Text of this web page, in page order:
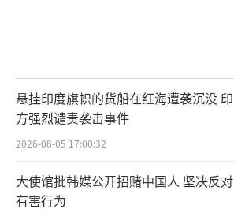
悬挂印度旗帜的货船在红海遭袭沉没 印
方强烈谴责袭击事件
2026-08-05 17:00:32
大使馆批韩媒公开招赌中国人 坚决反对
有害行为